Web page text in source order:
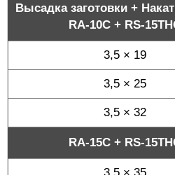
Высадка заготовки +
RA-10C + RS-
3,5 × 19
3,5 × 25
3,5 × 32
RA-15C + RS-